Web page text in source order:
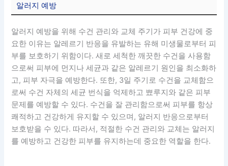
알러지 예방
알러지 예방을 위해 수건 관리와 교체 주기가 피부 건강에 중
요한 이유는 알레르기 반응을 유발하는 유해 미생물로부터 피
부를 보호하기 위함이다. 새로 세척한 깨끗한 수건을 사용함
으로써 피부에 먼지나 세균과 같은 알레르기 원인을 최소화하
고, 피부 자극을 예방한다. 또한, 3일 주기로 수건을 교체함으
로써 수건 자체의 세균 번식을 억제하고 뾰루지와 같은 피부
문제를 예방할 수 있다. 수건을 잘 관리함으로써 피부를 항상
쾌적하고 건강하게 유지할 수 있으며, 알러지 반응으로부터
보호받을 수 있다. 따라서, 적절한 수건 관리와 교체는 알러지
를 예방하고 건강한 피부를 유지하는데 중요한 역할을 한다.